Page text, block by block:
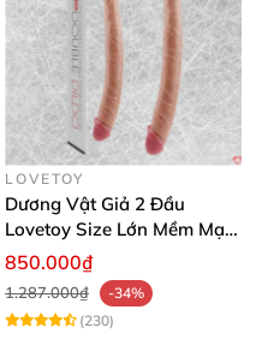
LOVETOY
Dương Vật Giả 2 Đầu
Lovetoy Size Lớn Mềm Mại
Uốn Cong Kháng Khuẩn
850.000₫
1.287.000₫
-34%
(230)